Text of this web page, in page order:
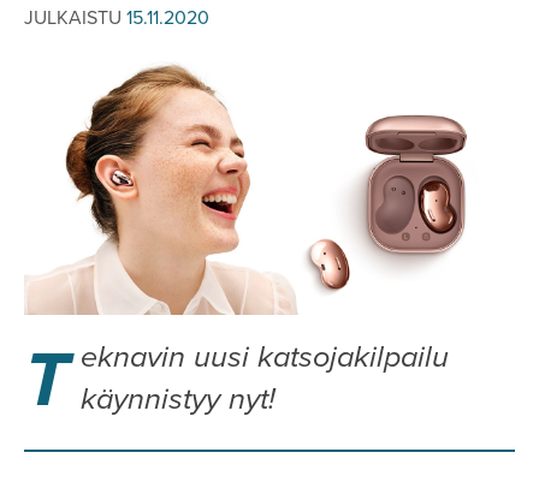
KILPAILUT
JULKAISTU 15.11.2020
T eknavin uusi katsojakilpailu
käynnistyy nyt!